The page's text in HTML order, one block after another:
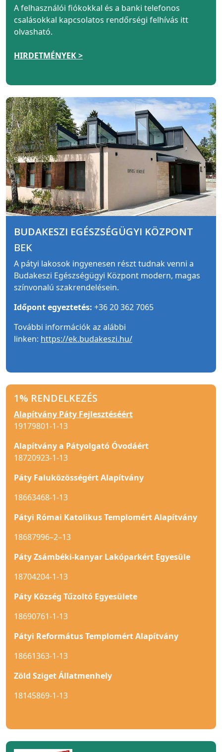
A felhasználói fiókokkal és a banki telefonos
csalásokkal kapcsolatos rendőrségi felhívás itt
olvasható.
HIRDETMÉNYEK >
BUDAKESZI EGÉSZSÉGÜGYI KÖZPONT
BEK
A pátyi lakosok ingyenesen részt tudnak venni a
Budakeszi Egészségügyi Központ modern, magas
színvonalú szakrendelésein.
Időpont egyeztetés: +36 20 362 7065
További információk az alábbi
linken: https://ek.budakeszi.hu/
1% RENDELKEZÉS
Alapítvány Páty Fejlesztéséért
19179801-1-13
Alapítvány a Pátyolgató Óvodáért
18720923-1-13
Páty Faluközösségért Alapítvány
18663468-1-13
Pátyi Római Katolikus Templomért Alapítvány
18687996–2–13
Páty Zsámbéki-kanyar Lakóparkért Egyesüle
18704204-1-13
Páty Község Tűzoltó Egyesülete
18690761-1-13
Pátyi Református Templomért Alapítvány
18661363-1-13
Zöld Sziget Állatmenhely
18145869-1-13